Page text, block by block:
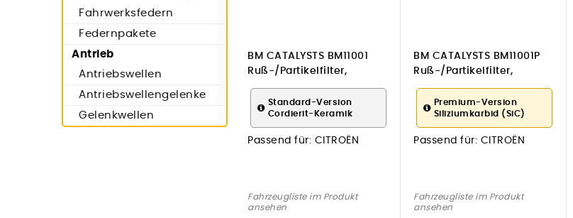
Fahrwerksfedern
Federnpakete
Antrieb
Antriebswellen
Antriebswellengelenke
Gelenkwellen
BM CATALYSTS BM11001
Ruß-/Partikelfilter,
Abgasanlage für CITROËN
Standard-Version
Cordierit-Keramik
Passend für: CITROËN
Fahrzeugliste im Produkt
ansehen
BM CATALYSTS BM11001P
Ruß-/Partikelfilter,
Abgasanlage für CITROËN
Premium-Version
Siliziumkarbid (SiC)
Passend für: CITROËN
Fahrzeugliste im Produkt
ansehen